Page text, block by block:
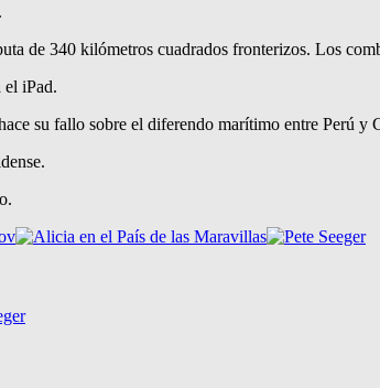
de 340 kilómetros cuadrados fronterizos. Los
el iPad.
su fallo sobre el diferendo marítimo entre Perú